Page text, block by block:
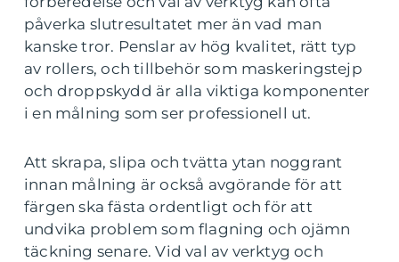
påverka slutresultatet mer än vad man
kanske tror. Penslar av hög kvalitet, rätt typ
av rollers, och tillbehör som maskeringstejp
och droppskydd är alla viktiga komponenter
i en målning som ser professionell ut.
Att skrapa, slipa och tvätta ytan noggrant
innan målning är också avgörande för att
färgen ska fästa ordentligt och för att
undvika problem som flagning och ojämn
täckning senare. Vid val av verktyg och